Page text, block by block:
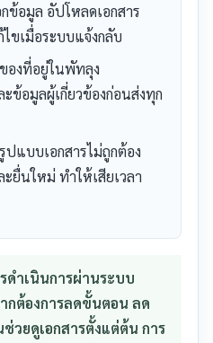
ข้อมูล อัปโหลดเอกสาร
ขเมื่อระบบแจ้งกลับ
องที่อยู่ในพัทลุง
ข้อมูลผู้เกี่ยวข้องก่อนส่งทุก
แบบเอกสารไม่ถูกต้อง
ยื่นใหม่ ทำให้เสียเวลา
ดำเนินการผ่านระบบ
กต้องการลดขั้นตอน ลด
วยดูเอกสารตั้งแต่ต้น การ